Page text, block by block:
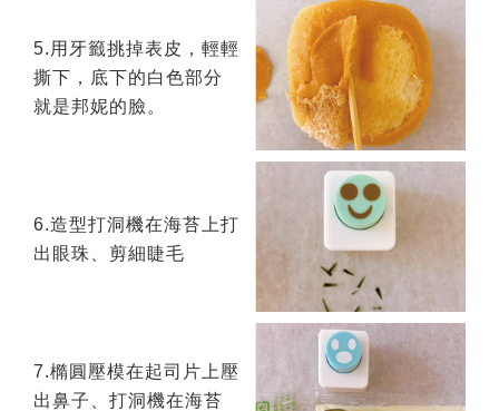
5.用牙籤挑掉表皮，輕輕
撕下，底下的白色部分
就是邦妮的臉。
6.造型打洞機在海苔上打
出眼珠、剪細睫毛
7.橢圓壓模在起司片上壓
出鼻子、打洞機在海苔